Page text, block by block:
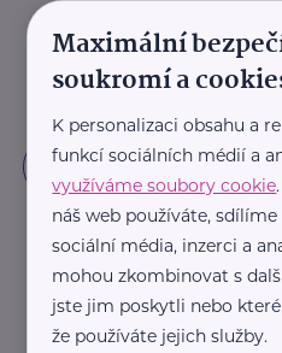
Maximální
soukromí a
K personalizaci obsahu a
funkcí sociálních médií a
využíváme soubory cookie
náš web používáte,
sociální média, inzerci a
mohou zkombinovat s
jste jim poskytli nebo
že používáte jejich služby.